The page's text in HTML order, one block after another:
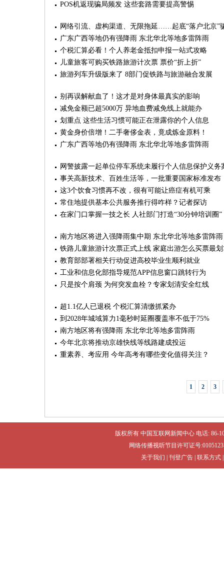
POS机返现骗局频发 这些套路需要提高警惕
网络引流、虚构渠道、无限拖延……起底“落户北京”
广东广西等地仍有强降雨 东北华北等地多雷阵雨
个税汇算必看！个人养老金抵扣申报一站式攻略
儿童旅客可购买铁路旅游计次票 票价“折上折”
旅游列车升级版来了 8部门促铁路与旅游融合发展
别再误解献血了！这才是对身体最真实的影响
减免金额已超5000万 异地血费减免线上就能办
划重点 这些生活习惯可能正在泄露你的个人信息
黄金身价倍增！二手奢侈金表，竟成炼金原料！
广东广西等地仍有强降雨 东北华北等地多雷阵雨
网警披露一起单位停车系统未履行个人信息保护义务
事关高新技术、百姓生活等，一批重要国家标准发布
这3个饮食习惯再不改，很有可能让癌症有机可乘
常住地提供基本公共服务推行得咋样？记者探访
在家门口掌握一技之长 人社部门打造“30分钟培训圈”
南方地区将进入强降雨集中期 东北华北等地多雷阵雨
铁路儿童旅游计次票正式上线 家庭出游怎么买票最
教育部部署相关行动促进高校毕业生顺利就业
工业和信息化部指导规范APP信息窗口跳转行为
只是按个肩颈 为何突发血栓？专家划清安全红线
超1.1亿人已退税 个税汇算清缴抓紧办
到2028年城域算力1毫秒时延圈覆盖率不低于75%
南方地区将有强降雨 东北华北等地多雷阵雨
今年北京将推动京雄快线等线路建成投运
重素养、考应用 今年高考有哪些变化值得关注？
1 2 3